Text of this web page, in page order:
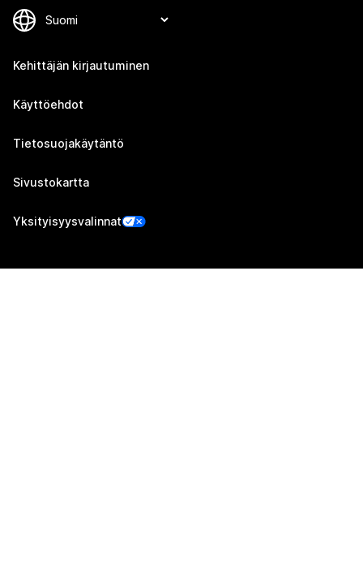
Kehittäjän kirjautuminen
Käyttöehdot
Tietosuojakäytäntö
Sivustokartta
Yksityisyysvalinnat